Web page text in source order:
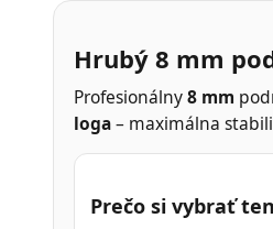
Hrubý 8 mm
Profesionálny8 mm
loga– maximálna
Prečo si vybrať